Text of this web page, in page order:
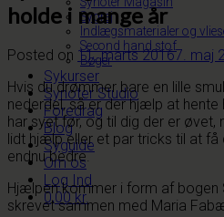
Sygrej
Indlægsmaterialer og
Second hand stof
Bøger
Sykurser
Synoter Studio
Foredrag
Blog
Syguide
Om os
Log Ind
0,00kr.
holde i mange år
Posted on 11. marts 20167. maj
Hvis du drømmer bare en lille
nederdel, så er der hjælp at hente
har syet før, og til dig der er øvet,
lidt hjælp eller et par tricks til at få
endnu bedre.
Hjælpen kommer i form af bogen
skrevet sammen med Maria